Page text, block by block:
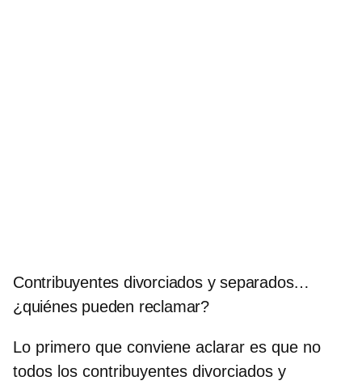
Contribuyentes divorciados y separados…
¿quiénes pueden reclamar?
Lo primero que conviene aclarar es que no
todos los contribuyentes divorciados y